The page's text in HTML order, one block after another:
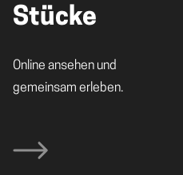
Stücke
Online ansehen und
gemeinsam erleben.